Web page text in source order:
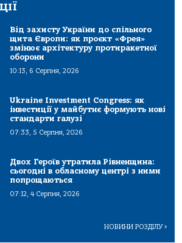
Від захисту України до спільного
щита Європи: як проєкт «Фрея»
змінює архітектуру протиракетної
оборони
10:13, 6 Серпня, 2026
Ukraine Investment Congress: як
інвестиції у майбутнє формують нові
стандарти галузі
07:33, 5 Серпня, 2026
Двох Героїв утратила Рівненщина:
сьогодні в обласному центрі з ними
попрощаються
07:12, 4 Серпня, 2026
НОВИНИ РОЗДІЛУ>